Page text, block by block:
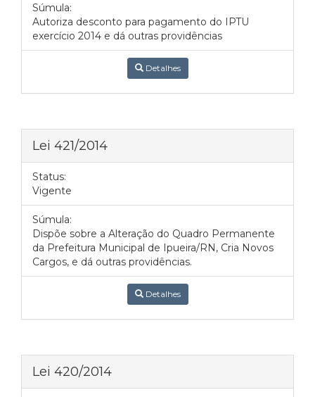
Súmula:
Autoriza desconto para pagamento do IPTU
exercício 2014 e dá outras providências
Detalhes
Lei 421/2014
Status:
Vigente
Súmula:
Dispõe sobre a Alteração do Quadro Permanente
da Prefeitura Municipal de Ipueira/RN, Cria Novos
Cargos, e dá outras providências.
Detalhes
Lei 420/2014